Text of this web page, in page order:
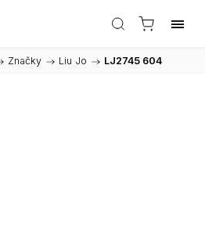
Značky / Liu Jo / LJ2745 604